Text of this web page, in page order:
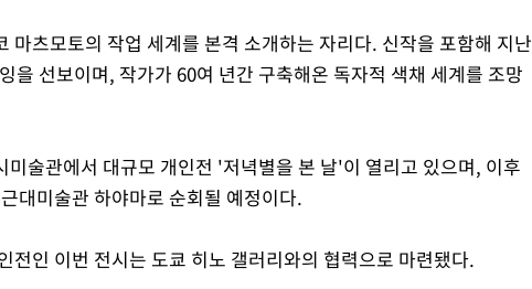
마츠모토의 작업 세계를 본격 소개하는 자리다. 신작을 포함해 지난
을 선보이며, 작가가 60여 년간 구축해온 독자적 색채 세계를 조망
미술관에서 대규모 개인전 '저녁별을 본 날'이 열리고 있으며, 이후
대미술관 하야마로 순회될 예정이다.
전인 이번 전시는 도쿄 히노 갤러리와의 협력으로 마련됐다.